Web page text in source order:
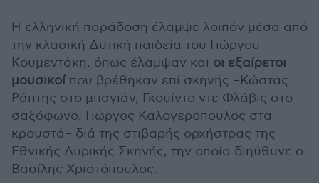
Η ελληνική παράδοση έλαμψε λοιπόν μέσα από
την κλασική Δυτική παιδεία του Γιώργου
Κουμεντάκη, όπως έλαμψαν και οι εξαίρετοι
μουσικοί που βρέθηκαν επί σκηνής –Κώστας
Ράπτης στο μπαγιάν, Γκουίντο ντε Φλάβις στο
σαξόφωνο, Γιώργος Καλογερόπουλος στα
κρουστά– διά της στιβαρής ορχήστρας της
Εθνικής Λυρικής Σκηνής, την οποία διηύθυνε ο
Βασίλης Χριστόπουλος.